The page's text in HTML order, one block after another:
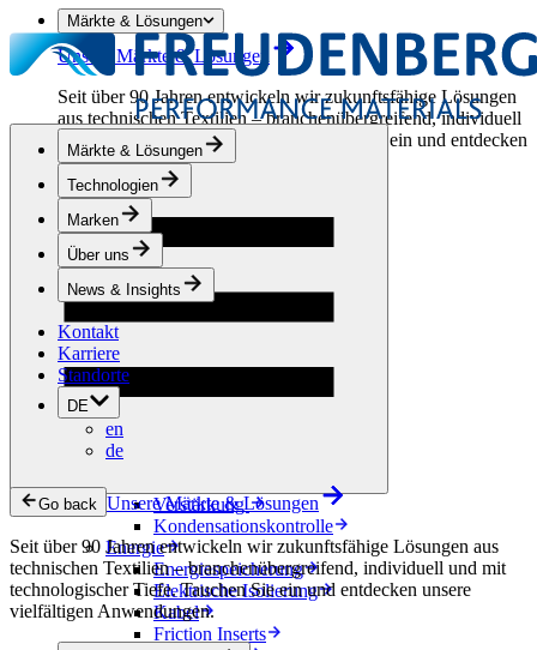
Märkte & Lösungen
Unsere Märkte & Lösungen
Seit über 90 Jahren entwickeln wir zukunftsfähige Lösungen
aus technischen Textilien – branchenübergreifend, individuell
und mit technologischer Tiefe. Tauchen Sie ein und entdecken
unsere vielfältigen Anwendungen.
Bekleidung & Schuhe
Mode
Sportbekleidung
Schuhe
Hobbyschneiderei
Bauwesen
Entwässerung
Verstärkung
Kondensationskontrolle
Energie
Energiespeicherung
Elektrische Isolierung
Kabel
Friction Inserts
Märkte & Lösungen
Technologien
Marken
Über uns
News & Insights
Kontakt
Karriere
Standorte
DE
en
de
Go back Unsere Märkte & Lösungen
Seit über 90 Jahren entwickeln wir zukunftsfähige Lösungen aus
technischen Textilien – branchenübergreifend, individuell und mit
technologischer Tiefe. Tauchen Sie ein und entdecken unsere
vielfältigen Anwendungen.